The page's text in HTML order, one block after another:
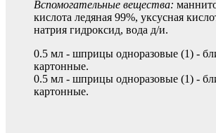
Вспомогательные вещества:
кислота ледяная 99%, уксусная
натрия гидроксид, вода д/и.
0.5 мл - шприцы одноразовые (1) -
картонные.
0.5 мл - шприцы одноразовые (1) -
картонные.